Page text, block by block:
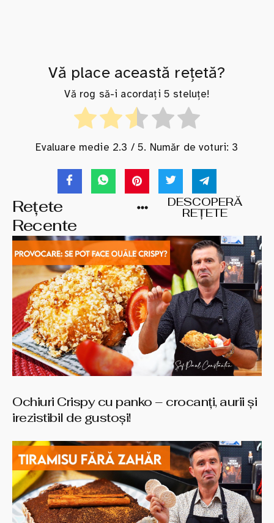
Vă place această rețetă?
Vă rog să-i acordați 5 steluțe!
Evaluare medie 2.3 / 5. Număr de voturi: 3
Rețete
Recente
DESCOPERĂ
REȚETE
Ochiuri Crispy cu panko – crocanți, aurii și
irezistibil de gustoși!